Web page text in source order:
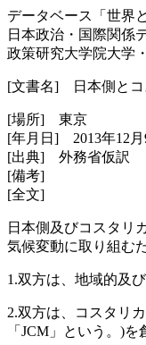
データベース「世界
日本政治・国際関係
政策研究大学院大学
[文書名] 日本側とコ
[場所] 東京
[年月日] 2013年12月
[出典] 外務省仮訳
[備考]
[全文]
日本側及びコスタリ
気候変動に取り組む
1.双方は、地域的及
2.双方は、コスタリ
「JCM」という。)